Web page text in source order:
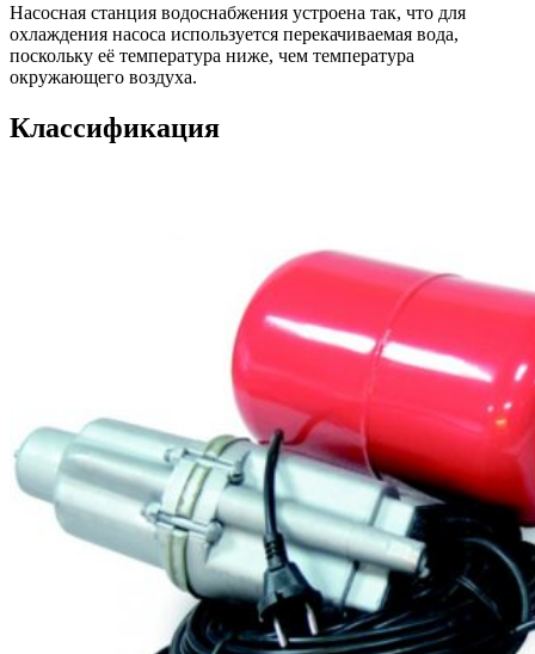
Насосная станция водоснабжения устроена так, что для
охлаждения насоса используется перекачиваемая вода,
поскольку её температура ниже, чем температура
окружающего воздуха.
Классификация